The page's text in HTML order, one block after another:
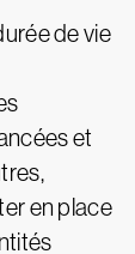
de vie
et
en place